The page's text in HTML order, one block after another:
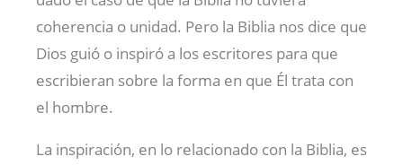
coherencia o unidad. Pero la Biblia nos dice que
Dios guió o inspiró a los escritores para que
escribieran sobre la forma en que Él trata con
el hombre.
La inspiración, en lo relacionado con la Biblia, es